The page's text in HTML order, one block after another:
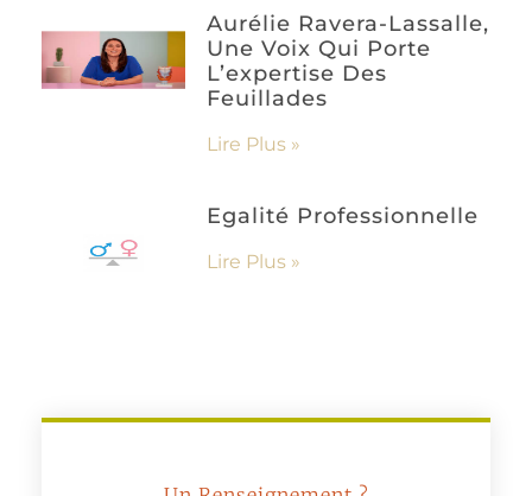
Aurélie Ravera-Lassalle,
Une Voix Qui Porte
L’expertise Des
Feuillades
Lire Plus »
Egalité Professionnelle
Lire Plus »